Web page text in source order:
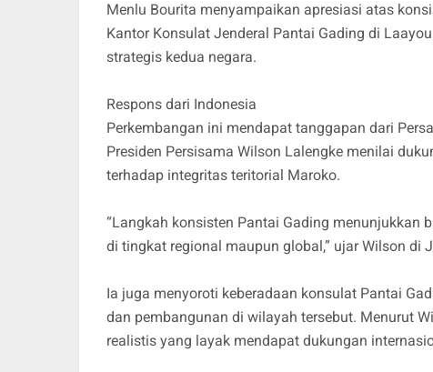
Menlu Bourita menyampaikan apresiasi atas
Kantor Konsulat Jenderal Pantai Gading di
strategis kedua negara.
Respons dari Indonesia
Perkembangan ini mendapat tanggapan dari
Presiden Persisama Wilson Lalengke menilai
terhadap integritas teritorial Maroko.
“Langkah konsisten Pantai Gading menunjukkan
di tingkat regional maupun global,” ujar Wilson di
Ia juga menyoroti keberadaan konsulat Pantai
dan pembangunan di wilayah tersebut. Menurut
realistis yang layak mendapat dukungan